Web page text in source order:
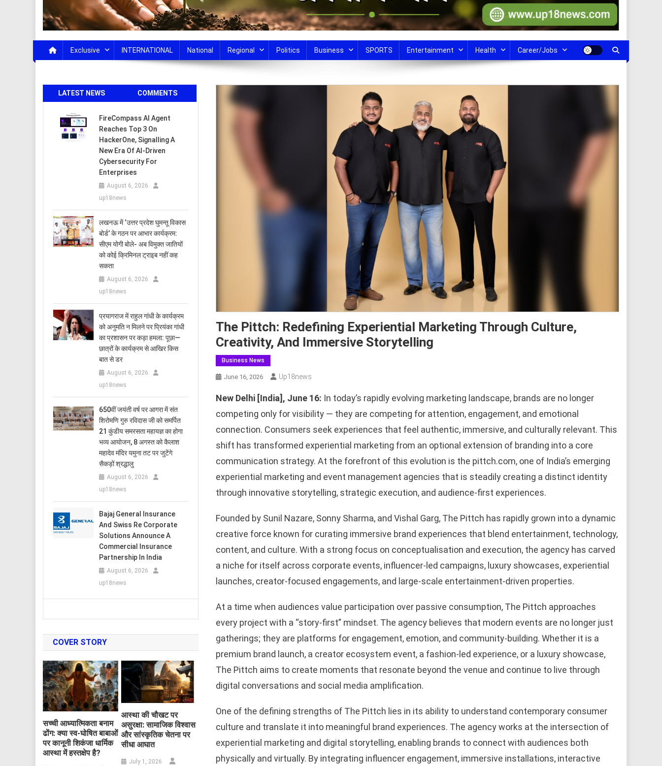
Exclusive INTERNATIONAL National Regional Politics Business SPORTS Entertainment Health Career/Jobs
The Pittch: Redefining Experiential Marketing Through Culture,
Creativity, And Immersive Storytelling
Business News
June 16, 2026 Up18news
New Delhi [India], June 16: In today’s rapidly evolving marketing landscape, brands are no longer
competing only for visibility — they are competing for attention, engagement, and emotional
connection. Consumers seek experiences that feel authentic, immersive, and culturally relevant. This
shift has transformed experiential marketing from an optional extension of branding into a core
communication strategy. At the forefront of this evolution is the pittch.com⁠, one of India’s emerging
experiential marketing and event management agencies that is steadily creating a distinct identity
through innovative storytelling, strategic execution, and audience-first experiences.
Founded by Sunil Nazare, Sonny Sharma, and Vishal Garg, The Pittch has rapidly grown into a dynamic
creative force known for curating immersive brand experiences that blend entertainment, technology,
content, and culture. With a strong focus on conceptualisation and execution, the agency has carved
a niche for itself across corporate events, influencer-led campaigns, luxury showcases, experiential
launches, creator-focused engagements, and large-scale entertainment-driven properties.
At a time when audiences value participation over passive consumption, The Pittch approaches
every project with a “story-first” mindset. The agency believes that modern events are no longer just
gatherings; they are platforms for engagement, emotion, and community-building. Whether it is a
premium brand launch, a creator ecosystem event, a fashion-led experience, or a luxury showcase,
The Pittch aims to create moments that resonate beyond the venue and continue to live through
digital conversations and social media amplification.
One of the defining strengths of The Pittch lies in its ability to understand contemporary consumer
culture and translate it into meaningful brand experiences. The agency works at the intersection of
experiential marketing and digital storytelling, enabling brands to connect with audiences both
physically and virtually. By integrating influencer engagement, immersive installations, interactive
LATEST NEWS COMMENTS
FireCompass AI Agent
Reaches Top 3 On
HackerOne, Signalling A
New Era Of AI-Driven
Cybersecurity For
Enterprises
August 6, 2026
up18news
लखनऊ में ‘उत्तर प्रदेश घुमन्तू विकास
बोर्ड’ के गठन पर आभार कार्यक्रम:
सीएम योगी बोले- अब विमुक्त जातियों
को कोई क्रिमिनल ट्राइब नहीं कह
सकता
August 6, 2026
up18news
प्रयागराज में राहुल गांधी के कार्यक्रम
को अनुमति न मिलने पर प्रियंका गांधी
का प्रशासन पर कड़ा हमला: पूछा—
छात्रों के कार्यक्रम से आखिर किस
बात से डर
August 6, 2026
up18news
650वीं जयंती वर्ष पर आगरा में संत
शिरोमणि गुरु रविदास जी को समर्पित
21 कुंडीय समरसता महायज्ञ का होगा
भव्य आयोजन, 8 अगस्त को कैलाश
महादेव मंदिर यमुना तट पर जुटेंगे
सैकड़ों श्रद्धालु
August 6, 2026
up18news
Bajaj General Insurance
And Swiss Re Corporate
Solutions Announce A
Commercial Insurance
Partnership In India
August 6, 2026
up18news
COVER STORY
सच्ची आध्यात्मिकता बनाम
ढोंग: क्या स्व-घोषित बाबाओं
पर कानूनी शिकंजा धार्मिक
आस्था में हस्तक्षेप है?
आस्था की चौखट पर
असुरक्षा: सामाजिक विश्वास
और सांस्कृतिक चेतना पर
सीधा आघात
July 1, 2026